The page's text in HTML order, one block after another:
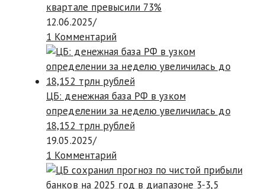
квартале превысили 73%
12.06.2025/
1 Комментарий
ЦБ: денежная база РФ в узком
определении за неделю увеличилась до
18,152 трлн рублей
19.05.2025/
1 Комментарий